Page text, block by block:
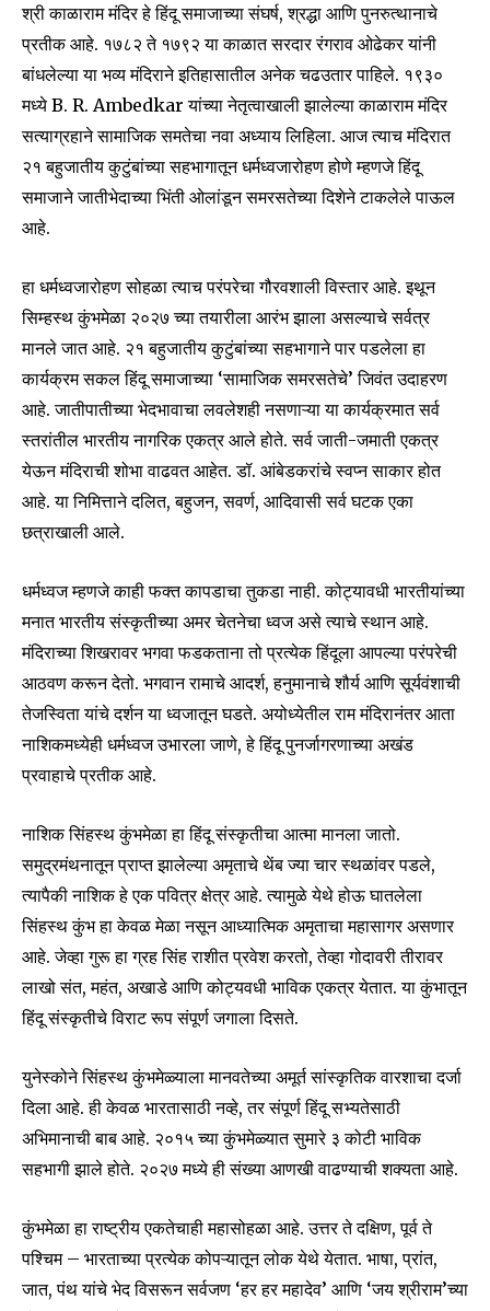
Join our community of
SUBSCRIBERS and be part of the
conversation.
To subscribe, simply enter your email address on our website
or click the subscribe button below. Don't worry, we respect
your privacy and won't spam your inbox. Your information is
safe with us.
I've read and accept thePrivacy Policy.
Followers Followers
श्री काळाराम मंदिर हे हिंदू समाजाच्या संघर्ष, श्रद्धा आणि पुनरुत्थानाचे
प्रतीक आहे. १७८२ ते १७९२ या काळात सरदार रंगराव ओढेकर यांनी
बांधलेल्या या भव्य मंदिराने इतिहासातील अनेक चढउतार पाहिले. १९३०
मध्ये B. R. Ambedkar यांच्या नेतृत्वाखाली झालेल्या काळाराम मंदिर
सत्याग्रहाने सामाजिक समतेचा नवा अध्याय लिहिला. आज त्याच मंदिरात
२१ बहुजातीय कुटुंबांच्या सहभागातून धर्मध्वजारोहण होणे म्हणजे हिंदू
समाजाने जातीभेदाच्या भिंती ओलांडून समरसतेच्या दिशेने टाकलेले पाऊल
आहे.
हा धर्मध्वजारोहण सोहळा त्याच परंपरेचा गौरवशाली विस्तार आहे. इथून
सिम्हस्थ कुंभमेळा २०२७ च्या तयारीला आरंभ झाला असल्याचे सर्वत्र
मानले जात आहे. २१ बहुजातीय कुटुंबांच्या सहभागाने पार पडलेला हा
कार्यक्रम सकल हिंदू समाजाच्या ‘सामाजिक समरसतेचे’ जिवंत उदाहरण
आहे. जातीपातीच्या भेदभावाचा लवलेशही नसणाऱ्या या कार्यक्रमात सर्व
स्तरांतील भारतीय नागरिक एकत्र आले होते. सर्व जाती-जमाती एकत्र
येऊन मंदिराची शोभा वाढवत आहेत. डॉ. आंबेडकरांचे स्वप्न साकार होत
आहे. या निमित्ताने दलित, बहुजन, सवर्ण, आदिवासी सर्व घटक एका
छत्राखाली आले.
धर्मध्वज म्हणजे काही फक्त कापडाचा तुकडा नाही. कोट्यावधी भारतीयांच्या
मनात भारतीय संस्कृतीच्या अमर चेतनेचा ध्वज असे त्याचे स्थान आहे.
मंदिराच्या शिखरावर भगवा फडकताना तो प्रत्येक हिंदूला आपल्या परंपरेची
आठवण करून देतो. भगवान रामाचे आदर्श, हनुमानाचे शौर्य आणि सूर्यवंशाची
तेजस्विता यांचे दर्शन या ध्वजातून घडते. अयोध्येतील राम मंदिरानंतर आता
नाशिकमध्येही धर्मध्वज उभारला जाणे, हे हिंदू पुनर्जागरणाच्या अखंड
प्रवाहाचे प्रतीक आहे.
नाशिक सिंहस्थ कुंभमेळा हा हिंदू संस्कृतीचा आत्मा मानला जातो.
समुद्रमंथनातून प्राप्त झालेल्या अमृताचे थेंब ज्या चार स्थळांवर पडले,
त्यापैकी नाशिक हे एक पवित्र क्षेत्र आहे. त्यामुळे येथे होऊ घातलेला
सिंहस्थ कुंभ हा केवळ मेळा नसून आध्यात्मिक अमृताचा महासागर असणार
आहे. जेव्हा गुरू हा ग्रह सिंह राशीत प्रवेश करतो, तेव्हा गोदावरी तीरावर
लाखो संत, महंत, अखाडे आणि कोट्यवधी भाविक एकत्र येतात. या कुंभातून
हिंदू संस्कृतीचे विराट रूप संपूर्ण जगाला दिसते.
युनेस्कोने सिंहस्थ कुंभमेळ्याला मानवतेच्या अमूर्त सांस्कृतिक वारशाचा दर्जा
दिला आहे. ही केवळ भारतासाठी नव्हे, तर संपूर्ण हिंदू सभ्यतेसाठी
अभिमानाची बाब आहे. २०१५ च्या कुंभमेळ्यात सुमारे ३ कोटी भाविक
सहभागी झाले होते. २०२७ मध्ये ही संख्या आणखी वाढण्याची शक्यता आहे.
कुंभमेळा हा राष्ट्रीय एकतेचाही महासोहळा आहे. उत्तर ते दक्षिण, पूर्व ते
पश्चिम – भारताच्या प्रत्येक कोपऱ्यातून लोक येथे येतात. भाषा, प्रांत,
जात, पंथ यांचे भेद विसरून सर्वजण ‘हर हर महादेव’ आणि ‘जय श्रीराम’च्या